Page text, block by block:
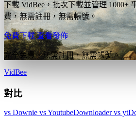
下載 VidBee，批次下載並管理 1000+
費，無需註冊，無需帳號。
免費下載查看發佈
完全免費，無需註冊，無需帳號。
VidBee
對比
vs Downie vs YoutubeDownloadervs